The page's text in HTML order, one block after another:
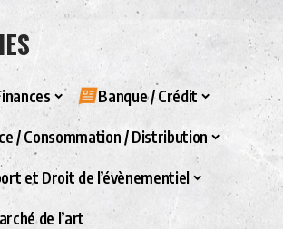
Banque / Crédit
/ Consommation / Distribution
et Droit de l’évènementiel
de l’art